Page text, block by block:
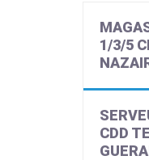
1/3/5
CDD